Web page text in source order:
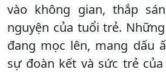
vào không gian, thắp
nguyện của tuổi trẻ.
đang mọc lên, mang dấu
sự đoàn kết và sức trẻ